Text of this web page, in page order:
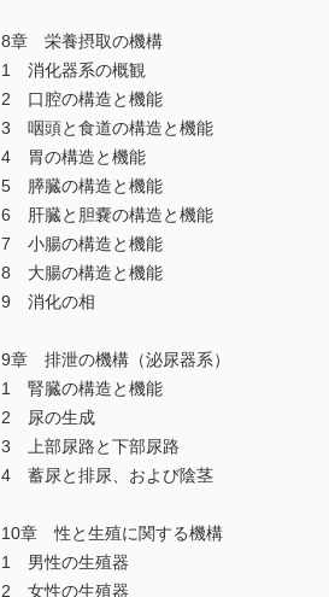
8章 栄養摂取の機構
1 消化器系の概観
2 口腔の構造と機能
3 咽頭と食道の構造と機能
4 胃の構造と機能
5 膵臓の構造と機能
6 肝臓と胆嚢の構造と機能
7 小腸の構造と機能
8 大腸の構造と機能
9 消化の相
9章 排泄の機構（泌尿器系）
1 腎臓の構造と機能
2 尿の生成
3 上部尿路と下部尿路
4 蓄尿と排尿、および陰茎
10章 性と生殖に関する機構
1 男性の生殖器
2 女性の生殖器